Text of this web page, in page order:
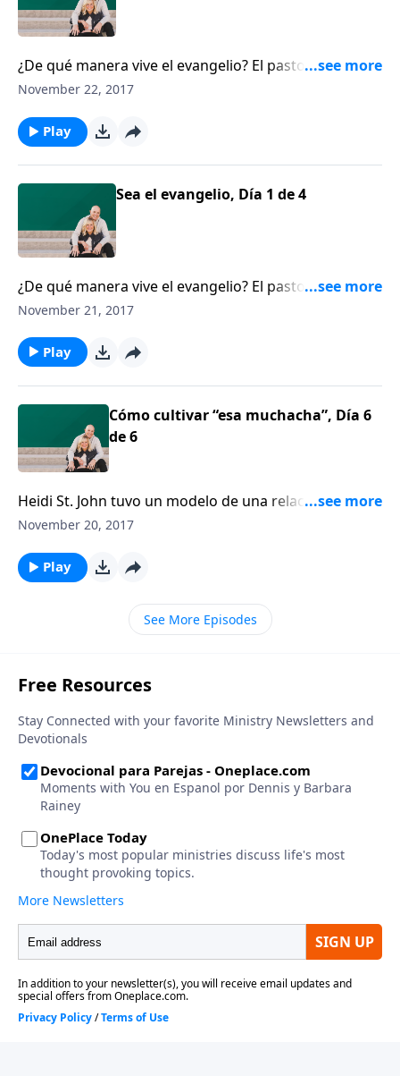
¿De qué manera vive el evangelio? El pastor y escritor
Bobby Conway, recuerda a los oyentes que, aunque
quinto evangelio, el que usted predica con su vida.
November 22, 2017
Play
Sea el evangelio, Día 1 de 4
¿De qué manera vive el evangelio? El pastor y escritor
Bobby Conway, recuerda a los oyentes que, aunque
quinto evangelio, el que usted predica con su vida.
November 21, 2017
Play
Cómo cultivar “esa muchacha”, Día 6
de 6
Heidi St. John tuvo un modelo de una relación
saludable, firme y comprometida. Fue el amor
último día. Hoy escucharemos sobre el poder que el
legado de un amor duradero puede transmitir a las
futuras generaciones.
November 20, 2017
Play
See More Episodes